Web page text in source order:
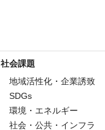
社会課題
地域活性化・企業誘致
SDGs
環境・エネルギー
社会・公共・インフラ